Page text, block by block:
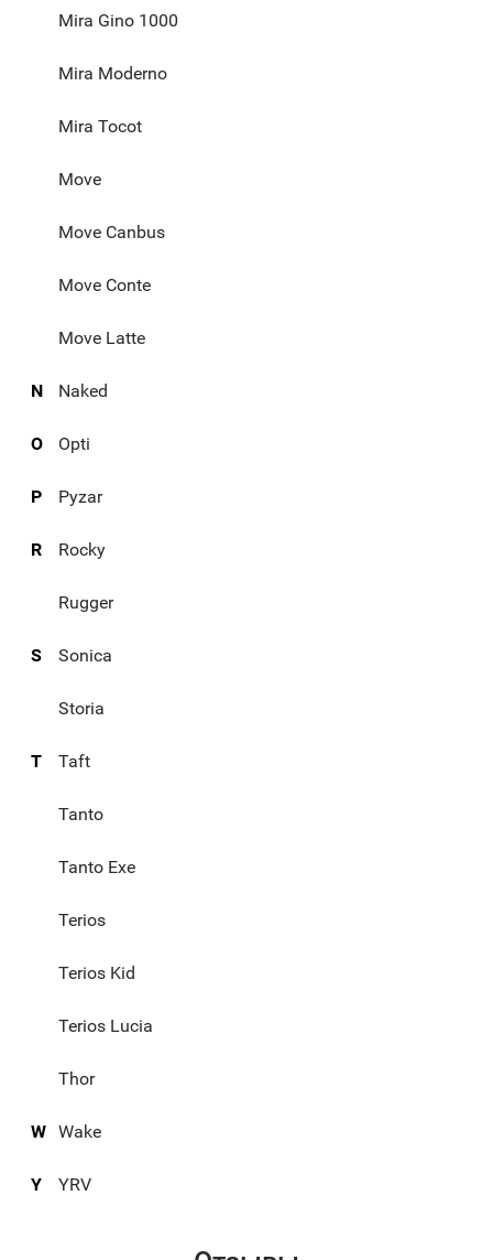
Mira Gino 1000
Mira Moderno
Mira Tocot
Move
Move Canbus
Move Conte
Move Latte
N Naked
O Opti
P Pyzar
R Rocky
Rugger
S Sonica
Storia
T Taft
Tanto
Tanto Exe
Terios
Terios Kid
Terios Lucia
Thor
W Wake
Y YRV